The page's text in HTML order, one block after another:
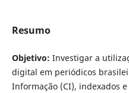
Resumo
Objetivo: Investigar a
digital em periódicos
Informação (CI), indexados